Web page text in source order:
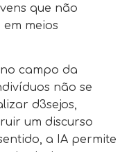
que não
meios
campo da
não se
d3sejos,
um discurso
a IA permite